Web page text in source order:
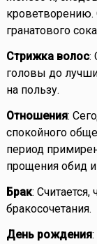
кроветворению.
гранатового
Стрижка волос:
головы до
на пользу.
Отношения:
спокойного
период
прощения обид
Брак: Считается,
бракосочетания.
День рождения